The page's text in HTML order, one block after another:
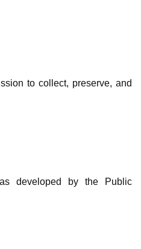
to collect, preserve, and
developed by the Public